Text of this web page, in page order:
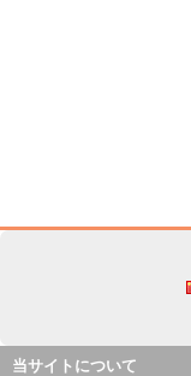
当サイトについて